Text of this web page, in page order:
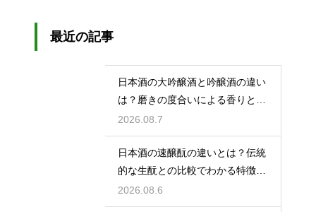
最近の記事
日本酒の大吟醸酒と吟醸酒の違い
は？磨きの度合いによる香りと味
の差を解説
2026.08.7
日本酒の速醸酛の違いとは？伝統
的な生酛との比較でわかる特徴を
解説
2026.08.6